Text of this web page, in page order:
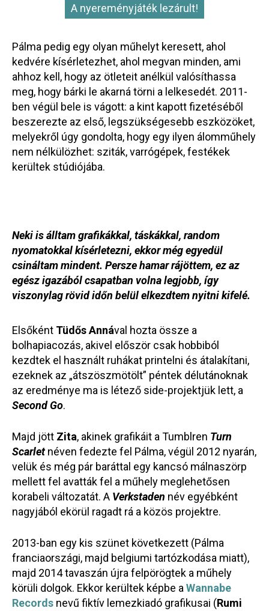
A nyereményjáték lezárult!
Pálma pedig egy olyan műhelyt keresett, ahol
kedvére kísérletezhet, ahol megvan minden, ami
ahhoz kell, hogy az ötleteit anélkül valósíthassa
meg, hogy bárki le akarná törni a lelkesedét. 2011-
ben végül bele is vágott: a kint kapott fizetéséből
beszerezte az első, legszükségesebb eszközöket,
melyekről úgy gondolta, hogy egy ilyen álomműhely
nem nélkülözhet: sziták, varrógépek, festékek
kerültek stúdiójába.
Neki is álltam grafikákkal, táskákkal, random
nyomatokkal kísérletezni, ekkor még egyedül
csináltam mindent. Persze hamar rájöttem, ez az
egész igazából csapatban volna legjobb, így
viszonylag rövid időn belül elkezdtem nyitni kifelé.
Elsőként Tüdős Annával hozta össze a
bolhapiacozás, akivel először csak hobbiból
kezdtek el használt ruhákat printelni és átalakítani,
ezeknek az „átszöszmötölt” péntek délutánoknak
az eredménye ma is létező side-projektjük lett, a
Second Go.
Majd jött Zita, akinek grafikáit a Tumblren Turn
Scarletnéven fedezte fel Pálma, végül 2012 nyarán,
velük és még pár baráttal egy kancsó málnaszörp
mellett fel avatták fel a műhely meglehetősen
korabeli változatát. A Verkstaden név egyébként
nagyjából ekörül ragadt rá a közös projektre.
2013-ban egy kis szünet következett (Pálma
franciaországi, majd belgiumi tartózkodása miatt),
majd 2014 tavaszán újra felpörögtek a műhely
körüli dolgok. Ekkor kerültek képbe a Wannabe
Records nevű fiktív lemezkiadó grafikusai (Rumi